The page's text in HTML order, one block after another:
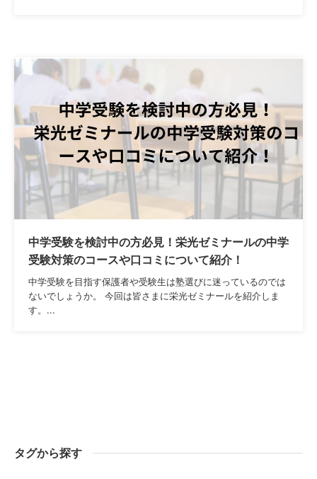
中学受験を検討中の方必見！栄光ゼミナールの中学
受験対策のコースや口コミについて紹介！
中学受験を目指す保護者や受験生は塾選びに迷っているのでは
ないでしょうか。 今回は皆さまに栄光ゼミナールを紹介しま
す。...
タグから探す